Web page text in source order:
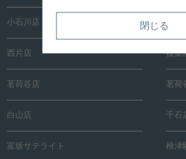
小石川店
西片店 後楽
茗荷谷店 茗荷
白山店 千石
富坂サテライト 根津
閉じる